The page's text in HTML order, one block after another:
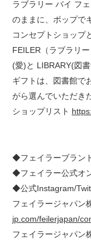
ラブラリー バイ フ
のままに、ポップで
コンセプトショップ
FEILER（ラブラリ
(愛)と LIBRARY(図
ギフトは、図書館で
がら選んでいただき
ショップリスト
◆フェイラーブラン
◆フェイラー公式オ
◆公式Instagram/
フェイラージャパン
jp.com/feilerjapan/
フェイラージャパン